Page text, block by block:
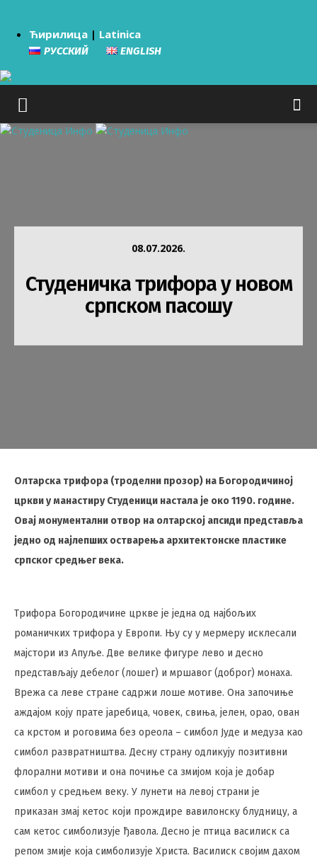
Ћирилица | Latinica
РУССКИЙ ENGLISH
08.07.2026.
Студеничка трифора у новом
српском пасошу
Олтарска трифора (троделни прозор) на Богородичиној
цркви у манастиру Студеници настала је око 1190. године.
Овај монументални отвор на олтарској апсиди представља
једно од најлепших остварења архитектонске пластике
српског средњег века.
Трифора Богородичине цркве је једна од најбољих
романичких трифора у Европи. Њу су у мермеру исклесали
мајстори из Апуље. Две велике фигуре лево и десно
представљају дебелог (лошег) и мршавог (доброг) монаха.
Врежа са леве стране садржи лоше мотиве. Она започиње
аждајом коју прате јаребица, човек, свиња, јелен, орао, ован
са крстом и роговима без ореола – симбол Јуде и медуза као
симбол развратништва. Десну страну одликују позитивни
флорални мотиви и она почиње са змијом која је добар
симбол у средњем веку. У лунети на левој страни је
приказан змај кетос који прождире вавилонску блудницу, а
сам кетос симболизује ђавола. Десно је птица василиск са
репом змије која симболизује Христа. Василиск својим дахом